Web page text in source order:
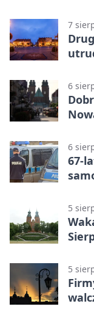
7
6
6
67-
5
5